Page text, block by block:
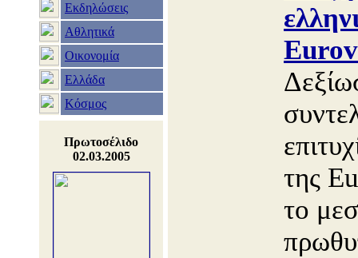
Εκδηλώσεις
Αθλητικά
Οικονομία
Ελλάδα
Κόσμος
Πρωτοσέλιδο
02.03.2005
της
το